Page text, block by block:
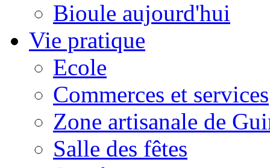
Bioule aujourd'hui
Vie pratique
Ecole
Commerces et services
Zone artisanale de
Salle des fêtes